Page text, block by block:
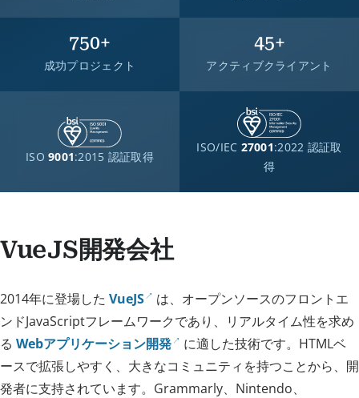
750+
成功プロジェクト
45+
アクティブクライアント
ISO9001:2015 認証取得
ISO/IEC 27001:2022 認証取
得
VueJS開発会社
2014年に登場した VueJS
は、オープンソースのフロントエ
ンドJavaScriptフレームワークであり、リアルタイム性を求め
る Webアプリケーション開発
に適した技術です。HTMLベ
ースで拡張しやすく、大きなコミュニティを持つことから、開
発者に支持されています。Grammarly、Nintendo、